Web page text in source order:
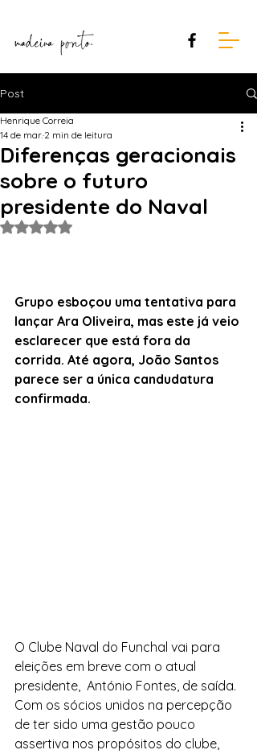
Post
Diferenças geracionais
sobre o futuro
presidente do Naval
Henrique Correia
14 de mar. 2 min de leitura
Avaliado com NaN de 5 estrelas.
Grupo esboçou uma tentativa para
lançar Ara Oliveira, mas este já veio
esclarecer que está fora da
corrida. Até agora, João Santos
parece ser a única candudatura
confirmada.
O Clube Naval do Funchal vai para
eleições em breve com o atual
presidente,  António Fontes, de saída.
Com os sócios unidos na percepção
de ter sido uma gestão pouco
assertiva nos propósitos do clube,